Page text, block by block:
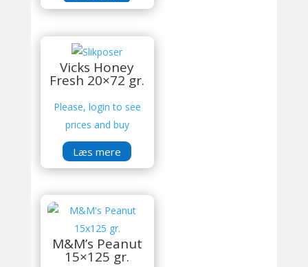
Vicks Honey
Fresh 20×72 gr.
Please, login to see
prices and buy
Læs mere
M&M’s Peanut
15×125 gr.